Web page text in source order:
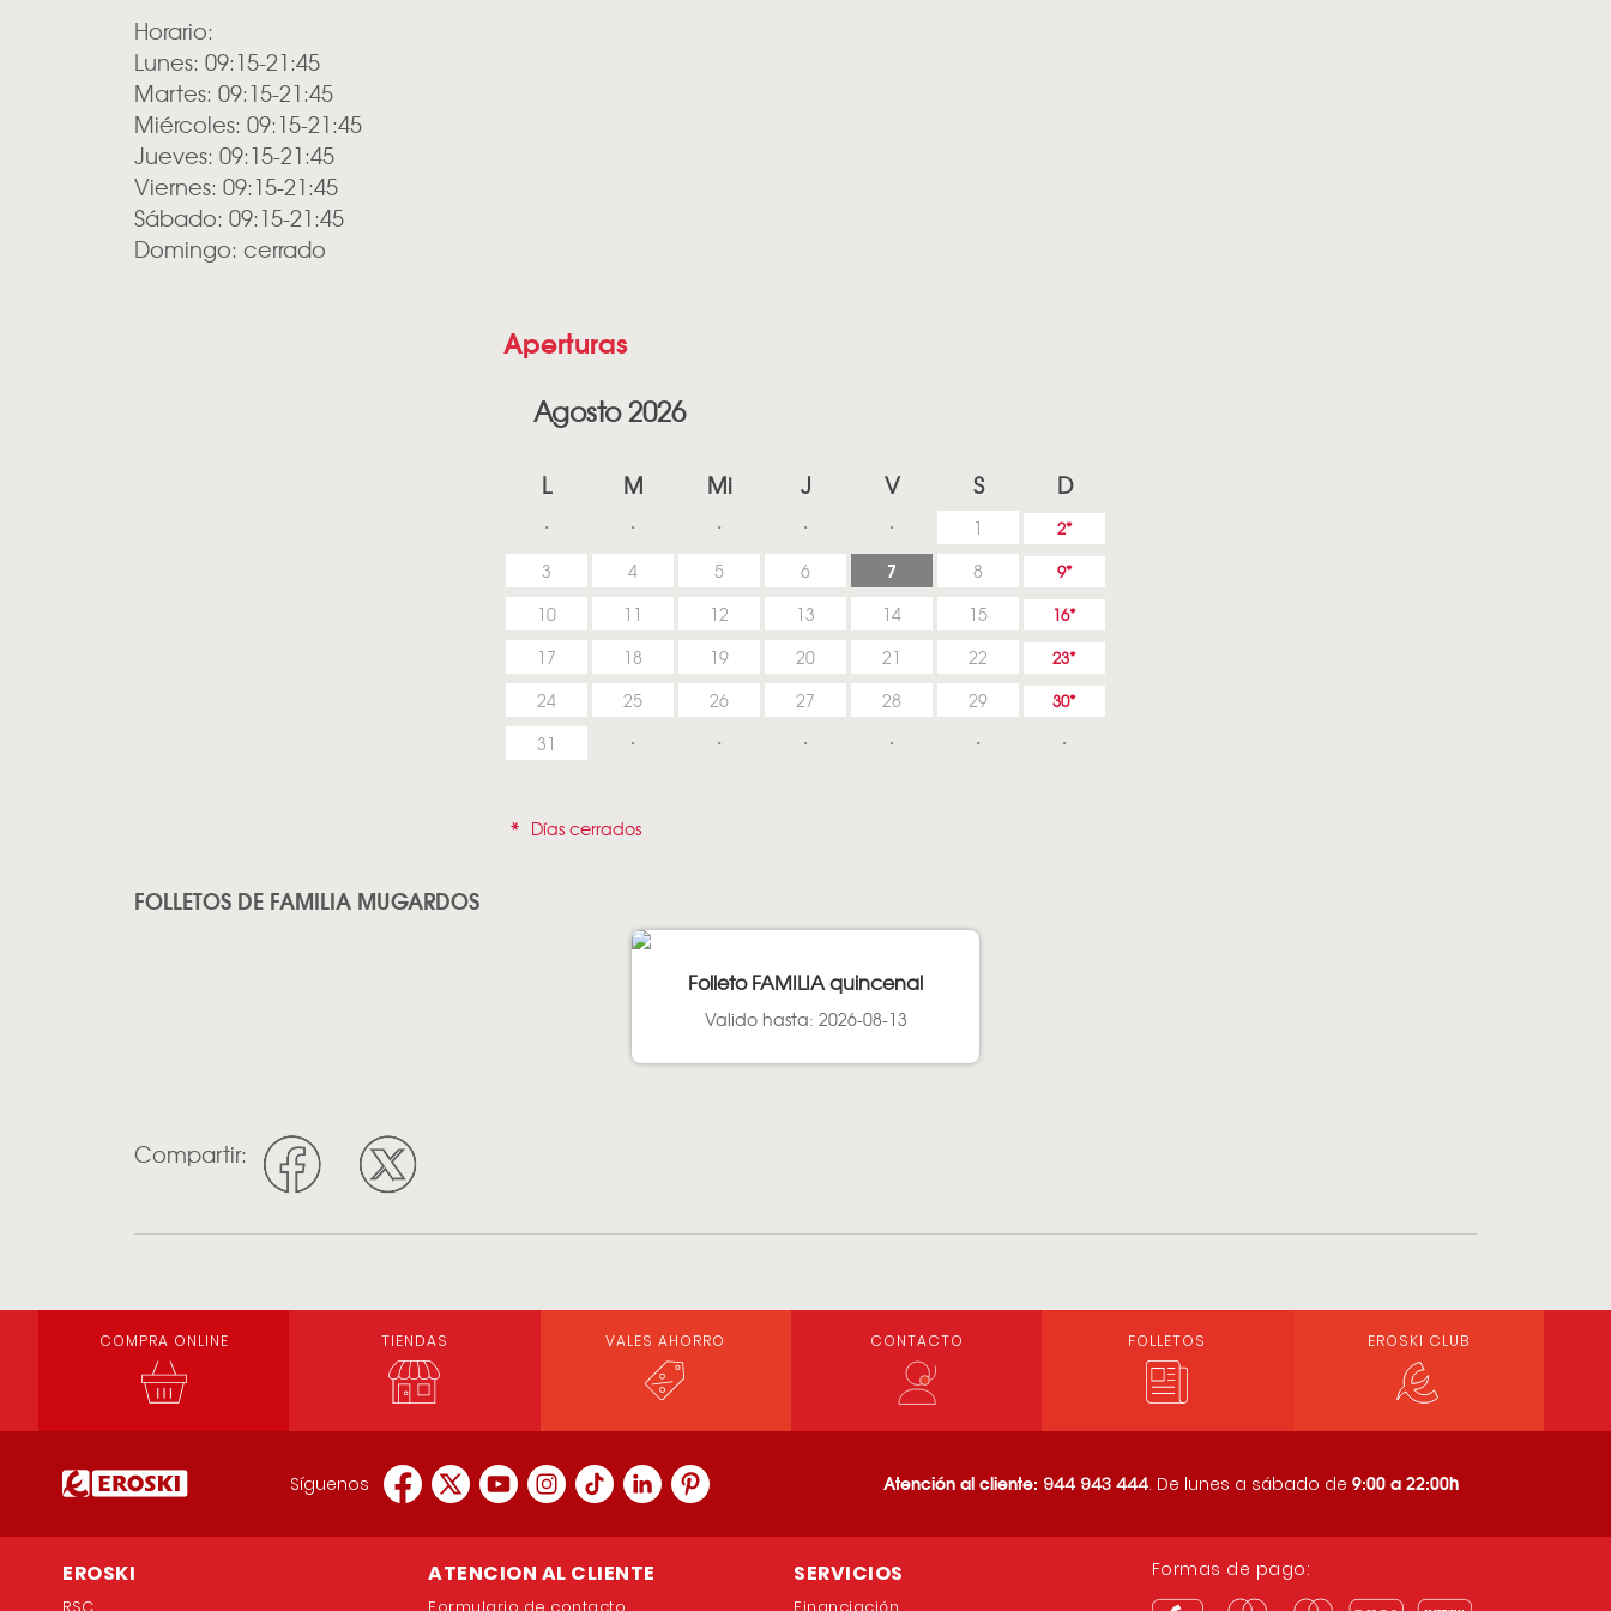
Horario:
Lunes: 09:15-21:45
Martes: 09:15-21:45
Miércoles: 09:15-21:45
Jueves: 09:15-21:45
Viernes: 09:15-21:45
Sábado: 09:15-21:45
Domingo: cerrado
Aperturas
Agosto 2026
L M Mi J V S D
1 2
3 4 5 6 7 8 9
10 11 12 13 14 15 16
17 18 19 20 21 22 23
24 25 26 27 28 29 30
31
* Días cerrados
FOLLETOS DE FAMILIA MUGARDOS
Folleto FAMILIA quincenal
Valido hasta: 2026-08-13
Compartir:
COMPRA ONLINE TIENDAS VALES AHORRO CONTACTO FOLLETOS EROSKI CLUB
Síguenos Atención al cliente: 944 943 444. De lunes a sábado de 9:00 a 22:00h
EROSKI ATENCION AL CLIENTE SERVICIOS Formas de pago: